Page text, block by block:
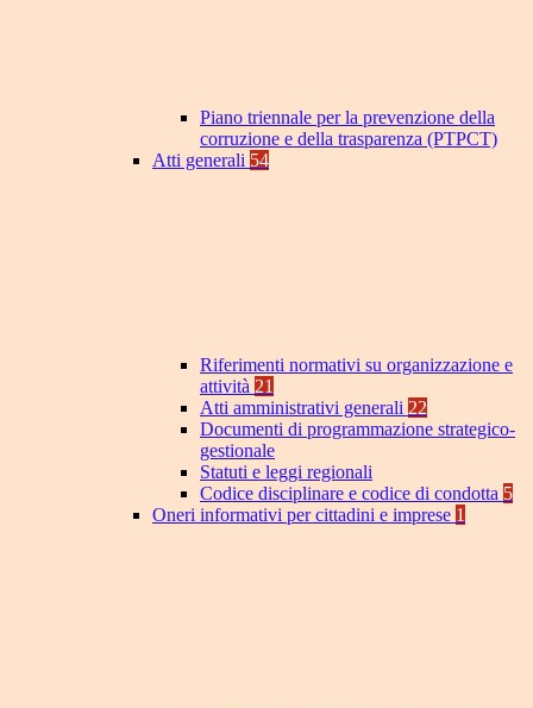
Piano triennale per la prevenzione della
corruzione e della trasparenza (PTPCT)
Atti generali 54
Riferimenti normativi su organizzazione e
attività 21
Atti amministrativi generali 22
Documenti di programmazione strategico-
gestionale
Statuti e leggi regionali
Codice disciplinare e codice di condotta 5
Oneri informativi per cittadini e imprese 1